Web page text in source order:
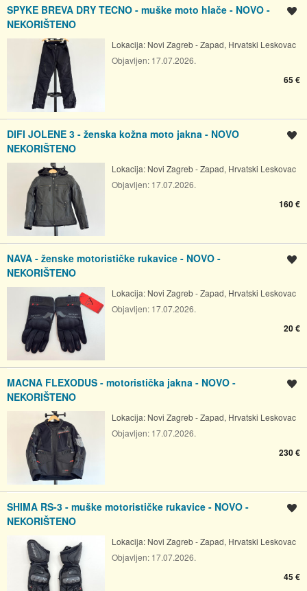
SPYKE BREVA DRY TECNO - muške moto hlače - NOVO -
NEKORIŠTENO
Lokacija: Novi Zagreb - Zapad, Hrvatski Leskovac
Objavljen: 17.07.2026.
65 €
DIFI JOLENE 3 - ženska kožna moto jakna - NOVO
NEKORIŠTENO
Lokacija: Novi Zagreb - Zapad, Hrvatski Leskovac
Objavljen: 17.07.2026.
160 €
NAVA - ženske motorističke rukavice - NOVO -
NEKORIŠTENO
Lokacija: Novi Zagreb - Zapad, Hrvatski Leskovac
Objavljen: 17.07.2026.
20 €
MACNA FLEXODUS - motoristička jakna - NOVO -
NEKORIŠTENO
Lokacija: Novi Zagreb - Zapad, Hrvatski Leskovac
Objavljen: 17.07.2026.
230 €
SHIMA RS-3 - muške motorističke rukavice - NOVO -
NEKORIŠTENO
Lokacija: Novi Zagreb - Zapad, Hrvatski Leskovac
Objavljen: 17.07.2026.
45 €